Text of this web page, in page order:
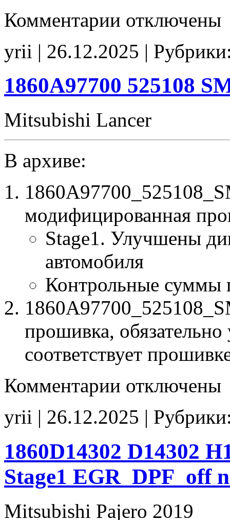
Комментарии записи
noCHK
отключены
yrii | 26.12.2025 |
1860A97700 525108
Mitsubishi Lancer
В архиве:
модифицированная
Stage1. Улучшены
автомобиля
Контрольные суммы
прошивка, обязательно
соответствует
Комментарии записи
SM5251
Stage1
отключены
yrii | 26.12.2025 |
1860D14302 D14302
Stage1 EGR_DPF_off
Mitsubishi Pajero 2019